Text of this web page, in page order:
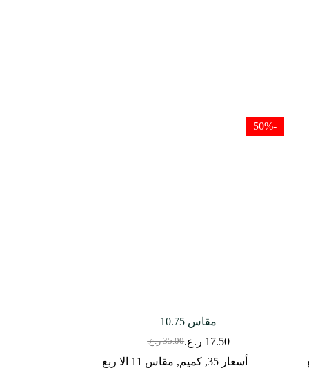
-50%
مقاس 10.75
35.00 ر.ع. السعر
الأصلي
17.50 ر.ع.السعر
الحالي
أسعار 35 ,كميم, مقاس 11 الا ربع